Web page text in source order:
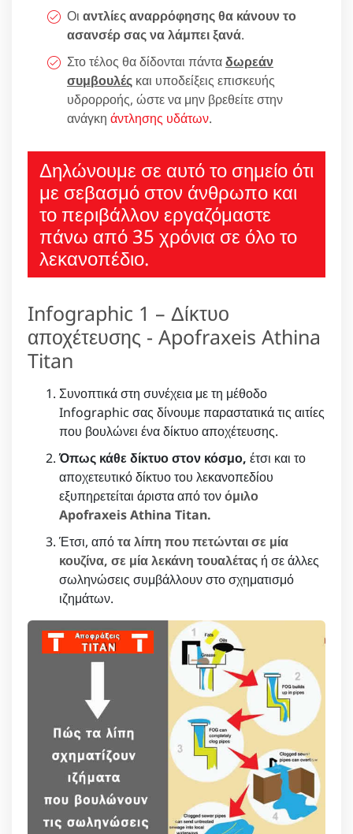
Οι αντλίες αναρρόφησης θα κάνουν το
ασανσέρ σας να λάμπει ξανά.
Στο τέλος θα δίδονται πάνταδωρεάν
συμβουλές και υποδείξεις επισκευής
υδρορροής, ώστε να μην βρεθείτε στην
ανάγκη άντλησης υδάτων.
Δηλώνουμε σε αυτό το σημείο ότι
με σεβασμό στον άνθρωπο και
το περιβάλλον εργαζόμαστε
πάνω από 35 χρόνια σε όλο το
λεκανοπέδιο.
Infographic 1 – Δίκτυο
αποχέτευσης - Apofraxeis Athina
Titan
Συνοπτικά στη συνέχεια με τη μέθοδο
Infographic σας δίνουμε παραστατικά τις αιτίες
που βουλώνει ένα δίκτυο αποχέτευσης.
Όπως κάθε δίκτυο στον κόσμο, έτσι και το
αποχετευτικό δίκτυο του λεκανοπεδίου
εξυπηρετείται άριστα από τονόμιλο
Apofraxeis Athina Titan.
Έτσι, απότα λίπη που πετώνται σε μία
κουζίνα, σε μία λεκάνη τουαλέτας ή σε άλλες
σωληνώσεις συμβάλλουν στο σχηματισμό
ιζημάτων.